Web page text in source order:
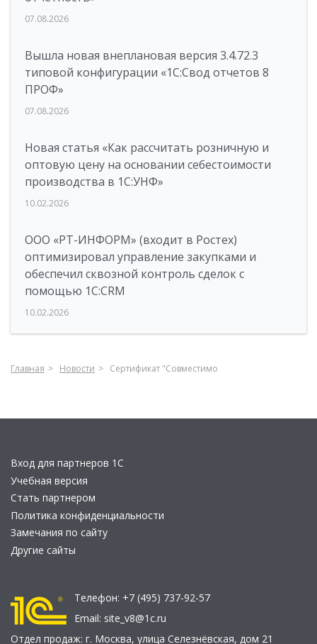
07.08.2026
Вышла новая внеплановая версия 3.4.72.3
типовой конфигурации «1C:Свод отчетов 8
ПРОФ»
07.08.2026
Новая статья «Как рассчитать розничную и
оптовую цену на основании себестоимости
производства в 1С:УНФ»
10.02.2026
ООО «РТ-ИНФОРМ» (входит в Ростех)
оптимизировал управление закупками и
обеспечил сквозной контроль сделок с
помощью 1С:CRM
10.02.2026
Главная Новости Сертификат "Совместимо
Вход для партнеров 1С
Учебная версия
Стать партнером
Политика конфиденциальности
Замечания по сайту
Другие сайты
Телефон: +7 (495) 737-92-57
Email: site_v8@1c.ru
Отдел продаж: г. Москва, улица Селезнёвская, дом 21